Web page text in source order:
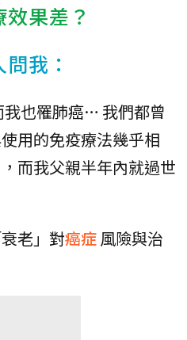
果差？
我：
我也罹肺癌… 我們都曾
用的免疫療法幾乎相
而我父親半年內就過世
老」對癌症風險與治